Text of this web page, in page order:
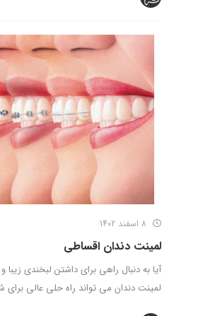
لمینت دندان اقساطی
آیا به دنبال راهی برای داشتن لبخندی
لمینت دندان می تواند راه حلی عالی برای